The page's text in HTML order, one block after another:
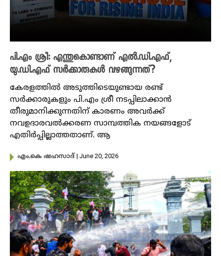
പി.എം ശ്രീ: എന്തുകൊണ്ടാണ് എൽ.ഡി.എഫ്,
യു.ഡി.എഫ് സർക്കാരുകൾ വഴങ്ങുന്നത്?
കേരളത്തിൽ അടുത്തിടെയുണ്ടായ രണ്ട്
സർക്കാരുകളും പി.എം ശ്രീ നടപ്പിലാക്കാൻ
തീരുമാനിക്കുന്നതിന് കാരണം അവർക്ക്
നവഉദാരവൽക്കരണ സാമ്പത്തിക നയങ്ങളോട്
എതിർപ്പില്ലാത്തതാണ്. ആ
എം.കെ ഷഹസാദ് | June 20, 2026